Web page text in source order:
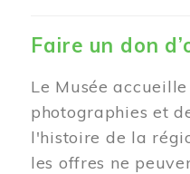
Faire un don
Le Musée
photographies et
l'histoire de la
les offres ne